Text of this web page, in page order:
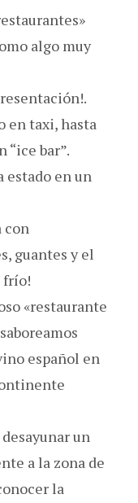
algo muy
en taxi, hasta
“ice bar”.
estado en un
con
guantes y el
frío!
«restaurante
español en
un
a la zona de
la